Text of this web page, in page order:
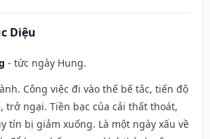
Diệu
- tức ngày Hung.
Công việc đi vào thế bế tắc, tiến độ
trở ngại. Tiền bạc của cải thất thoát,
tín bị giảm xuống. Là một ngày xấu về